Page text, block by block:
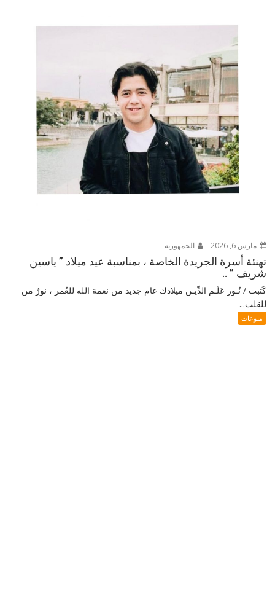
مارس 6, 2026 الجمهورية
تهنئة أسرة الجريدة الخاصة ، بمناسبة عيد ميلاد ” ياسين
شريف ” ..
كَتبت / نُـور عَلَـم الدِّيـن ميلادك عام جديد من نعمة الله للعُمر ، نورٌ من
للقلب...
منوعات